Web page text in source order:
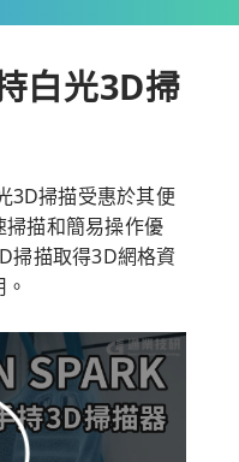
白光3D掃
3D掃描受惠於其便
描和簡易操作優
掃描取得3D網格資